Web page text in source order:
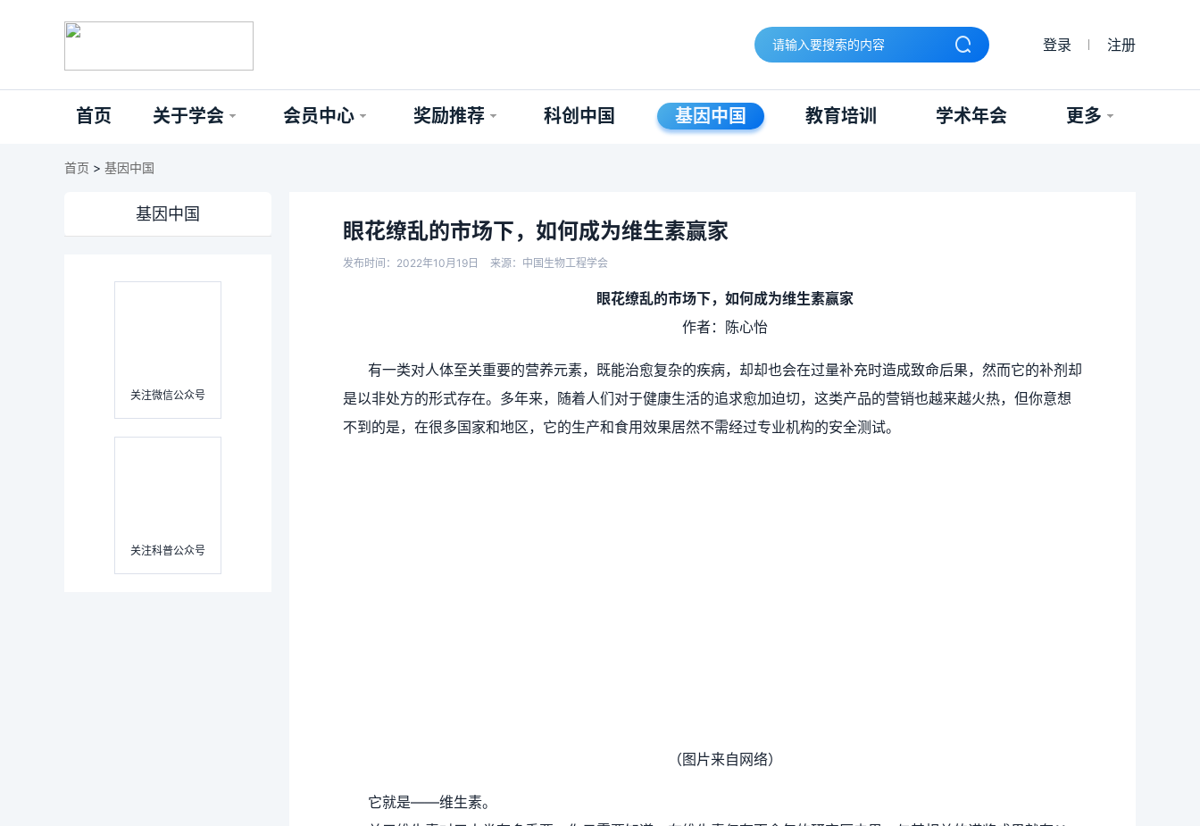
登录 注册
首页 关于学会 会员中心 奖励推荐 科创中国 基因中国 教育培训 学术年会 更多
首页 > 基因中国
基因中国
关注微信公众号
关注科普公众号
眼花缭乱的市场下，如何成为维生素赢家
发布时间：2022年10月19日 来源：中国生物工程学会
眼花缭乱的市场下，如何成为维生素赢家
作者：陈心怡
有一类对人体至关重要的营养元素，既能治愈复杂的疾病，却却也会在过量补充时造成致命后果，然而它的补剂却
是以非处方的形式存在。多年来，随着人们对于健康生活的追求愈加迫切，这类产品的营销也越来越火热，但你意想
不到的是，在很多国家和地区，它的生产和食用效果居然不需经过专业机构的安全测试。
（图片来自网络）
它就是——维生素。